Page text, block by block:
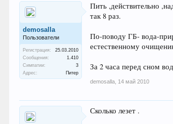
demosalla
Пользователи
Регистрация:
25.03.2010
Сообщения:
1.410
Симпатии:
3
Адрес:
Питер
Пить ,действительно
так 8 раз.
По-поводу ГБ- вода-
естественному
За 2 часа перед сном
demosalla 14 май 2010
Сколько лезет .